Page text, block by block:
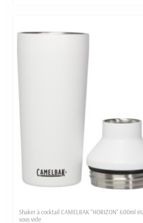
Shaker à cocktail CAMELBAK "HORIZON" 600ml
sous vide